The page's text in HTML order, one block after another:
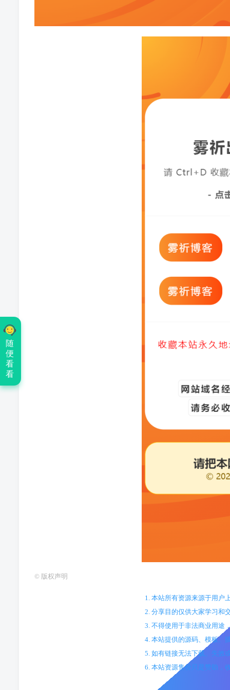
© 版权声明
1. 本站所有资源来源于用户
2. 分享目的仅供大家学习和
3. 不得使用于非法商业用途
4. 本站提供的源码、模板、
5. 如有链接无法下载、失效
6. 本站资源售价只是赞助，
随
便
看
看